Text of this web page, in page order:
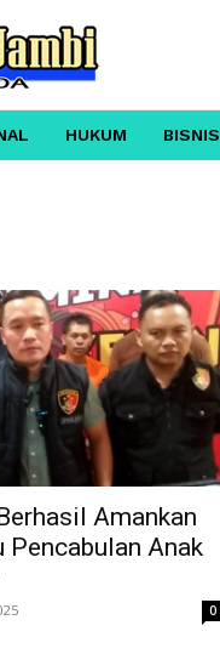
HUKUM BISNIS
Amankan
Pencabulan Anak
0